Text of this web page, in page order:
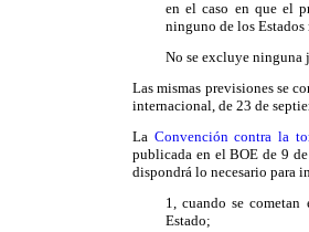
en el caso en que el
ninguno de los Estados
No se excluye
Las mismas previsiones se
internacional, de 23 de
La Convención contra la
publicada en el BOE de 9
dispondrá lo necesario para
1, cuando se
Estado;